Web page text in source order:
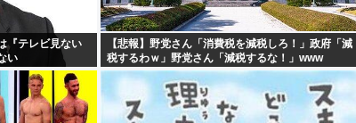
『テレビ見ない
い
【悲報】野党さん「消費税を減税しろ！」政府「減
税するわｗ」野党さん「減税するな！」www